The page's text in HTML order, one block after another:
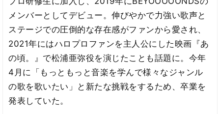
メンバーとしてデビュー。伸びやかで力強い歌声と
ステージでの圧倒的な存在感がファンから愛され、
2021年にはハロプロファンを主人公にした映画『あ
の頃。』で松浦亜弥役を演じたことも話題に。今年
4月に「もっともっと音楽を学んで様々なジャンル
の歌を歌いたい」と新たな挑戦をするため、卒業を
発表していた。